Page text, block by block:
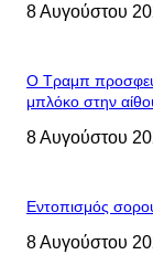
8 Αυγούστου
Ο Τραμπ
μπλόκο στην
8 Αυγούστου
Εντοπισμός
8 Αυγούστου